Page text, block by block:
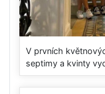
V prvních
septimy a kvinty